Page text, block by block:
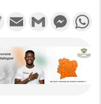
TwitterEmail Gmail